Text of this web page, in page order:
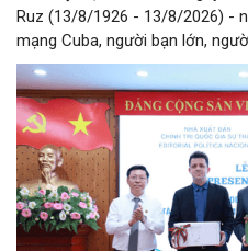
Ruz (13/8/1926 - 13/8/2026) -
mạng Cuba, người bạn lớn,
Đảng, Nhà nước và nhân dân
Nhà xuất bản Chính trị quốc
giáo Trung ương tổ chức Lễ
tác phẩm chọn lọc của Tổng Tư
tập bằng tiếng Tây Ban Nha.